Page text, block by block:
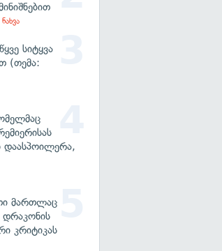
ნახვა
სიტყვა
(თემა:
დაასპოილერა,
მართლაც
კრიტიკას